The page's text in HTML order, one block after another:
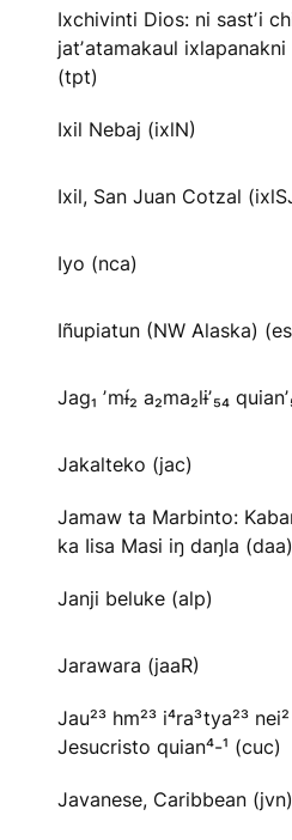
Ixchivinti Dios: ni sastʼi
jatʼatamakaul
(tpt)
Ixil Nebaj (ixlN)
Ixil, San Juan Cotzal
Iyo (nca)
Iñupiatun (NW Alaska)
Jag₁ ʼmɨ́₂ a₂ma₂lɨʼ₅₄
Jakalteko (jac)
Jamaw ta Marbinto:
ka Iisa Masi iŋ daŋla (daa)
Janji beluke (alp)
Jarawara (jaaR)
Jau²³ hm²³ i⁴ra³tya²³
Jesucristo quian⁴-¹ (cuc)
Javanese, Caribbean (jvn)